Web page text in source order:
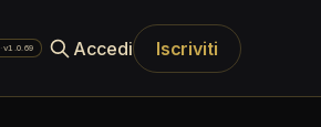
·v1.0.69 Accedi Iscriviti